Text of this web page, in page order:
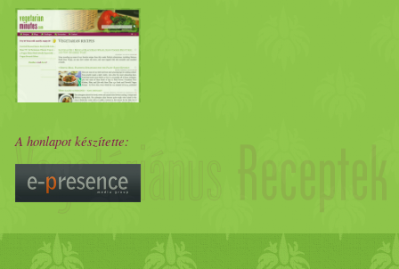
még egy táskányi adag,
osztottak szét a később
Visszaérkezve láttuk, hogy
döntés született, hogy a
megpróbálkozunk.
ott. (Bővebben itt és itt és
A honlapot készítette: